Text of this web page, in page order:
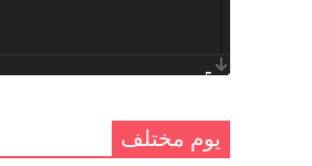
يوم مختلف 5 ..
يوم مختلف